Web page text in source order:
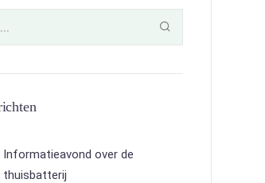
Informatieavond over de
thuisbatterij